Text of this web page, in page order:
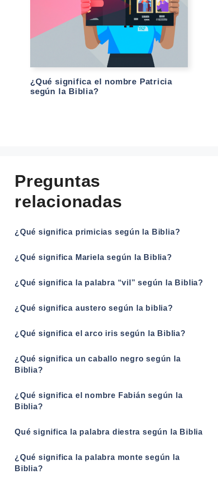
¿Qué significa el nombre Patricia
según la Biblia?
Preguntas
relacionadas
¿Qué significa primicias según la Biblia?
¿Qué significa Mariela según la Biblia?
¿Qué significa la palabra “vil” según la Biblia?
¿Qué significa austero según la biblia?
¿Qué significa el arco iris según la Biblia?
¿Qué significa un caballo negro según la
Biblia?
¿Qué significa el nombre Fabián según la
Biblia?
Qué significa la palabra diestra según la Biblia
¿Qué significa la palabra monte según la
Biblia?